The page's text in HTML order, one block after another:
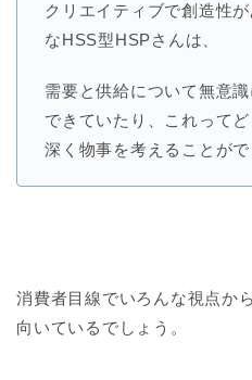
クリエイティブで創造性
なHSS型HSPさんは、
需要と供給について無意
できていたり、これって
深く物事を考えることがで
消費者目線でいろんな視点か
向いているでしょう。